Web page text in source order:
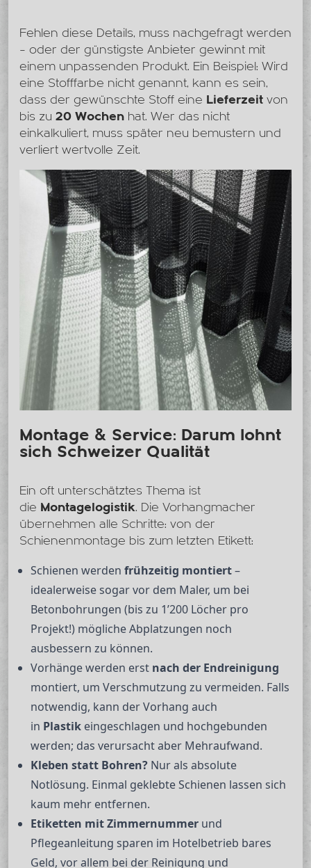
Fehlen diese Details, muss nachgefragt werden
– oder der günstigste Anbieter gewinnt mit
einem unpassenden Produkt. Ein Beispiel: Wird
eine Stofffarbe nicht genannt, kann es sein,
dass der gewünschte Stoff eine Lieferzeit von
bis zu 20 Wochen hat. Wer das nicht
einkalkuliert, muss später neu bemustern und
verliert wertvolle Zeit.
Montage & Service: Darum lohnt
sich Schweizer Qualität
Ein oft unterschätztes Thema ist
die Montagelogistik. Die Vorhangmacher
übernehmen alle Schritte: von der
Schienenmontage bis zum letzten Etikett:
Schienen werden frühzeitig montiert–
idealerweise sogar vor dem Maler, um bei
Betonbohrungen (bis zu 1’200 Löcher pro
Projekt!) mögliche Abplatzungen noch
ausbessern zu können.
Vorhänge werden erst nach der Endreinigung
montiert, um Verschmutzung zu vermeiden. Falls
notwendig, kann der Vorhang auch
in Plastik eingeschlagen und hochgebunden
werden; das verursacht aber Mehraufwand.
Kleben statt Bohren? Nur als absolute
Notlösung. Einmal geklebte Schienen lassen sich
kaum mehr entfernen.
Etiketten mit Zimmernummer und
Pflegeanleitung sparen im Hotelbetrieb bares
Geld, vor allem bei der Reinigung und